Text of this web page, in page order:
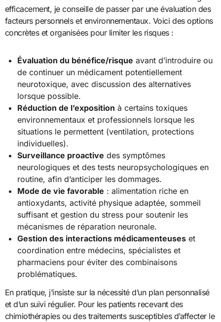
efficacement, je conseille de passer par une évaluation des
facteurs personnels et environnementaux. Voici des options
concrètes et organisées pour limiter les risques :
Évaluation du bénéfice/risque avant d’introduire ou
de continuer un médicament potentiellement
neurotoxique, avec discussion des alternatives
lorsque possible.
Réduction de l’exposition à certains toxiques
environnementaux et professionnels lorsque les
situations le permettent (ventilation, protections
individuelles).
Surveillance proactive des symptômes
neurologiques et des tests neuropsychologiques en
routine, afin d’anticiper les dommages.
Mode de vie favorable : alimentation riche en
antioxydants, activité physique adaptée, sommeil
suffisant et gestion du stress pour soutenir les
mécanismes de réparation neuronale.
Gestion des interactions médicamenteuses et
coordination entre médecins, spécialistes et
pharmaciens pour éviter des combinaisons
problématiques.
En pratique, j’insiste sur la nécessité d’un plan personnalisé
et d’un suivi régulier. Pour les patients recevant des
chimiothérapies ou des traitements susceptibles d’affecter le